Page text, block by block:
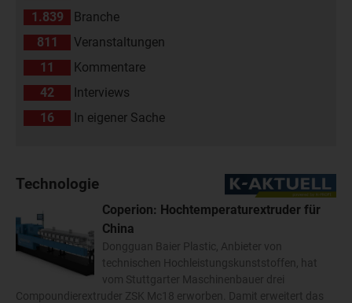
1.839
Branche
811
Veranstaltungen
11
Kommentare
42
Interviews
16
In eigener Sache
Technologie
Coperion: Hochtemperaturextruder für
China
Dongguan Baier Plastic, Anbieter von
technischen Hochleistungskunststoffen, hat
vom Stuttgarter Maschinenbauer drei
Compoundierextruder ZSK Mc18 erworben. Damit erweitert das